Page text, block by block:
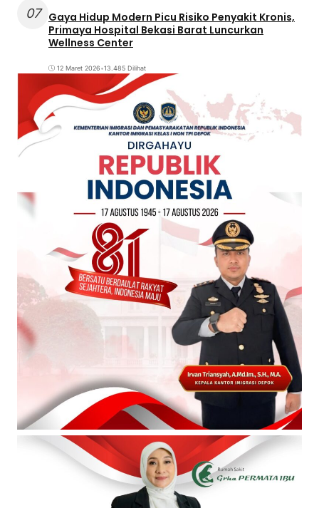
07
Gaya Hidup Modern Picu Risiko Penyakit Kronis,
Primaya Hospital Bekasi Barat Luncurkan
Wellness Center
12 Maret 2026•13.485 Dilihat